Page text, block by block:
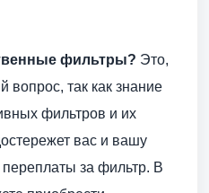
фильтры? Это,
так как знание
фильтров и их
вас и вашу
переплаты за фильтр. В